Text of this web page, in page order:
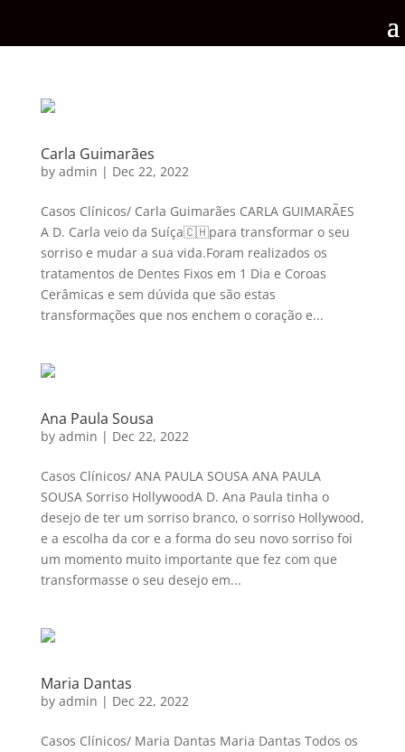
Carla Guimarães
by admin | Dec 22, 2022
Casos Clínicos/ Carla Guimarães CARLA GUIMARÃES
A D. Carla veio da Suíça🇨🇭para transformar o seu
sorriso e mudar a sua vida.Foram realizados os
tratamentos de Dentes Fixos em 1 Dia e Coroas
Cerâmicas e sem dúvida que são estas
transformações que nos enchem o coração e...
Ana Paula Sousa
by admin | Dec 22, 2022
Casos Clínicos/ ANA PAULA SOUSA ANA PAULA
SOUSA Sorriso HollywoodA D. Ana Paula tinha o
desejo de ter um sorriso branco, o sorriso Hollywood,
e a escolha da cor e a forma do seu novo sorriso foi
um momento muito importante que fez com que
transformasse o seu desejo em...
Maria Dantas
by admin | Dec 22, 2022
Casos Clínicos/ Maria Dantas Maria Dantas Todos os